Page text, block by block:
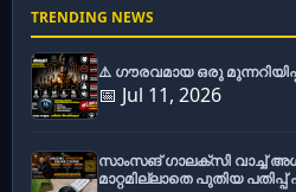
TRENDING NEWS
⚠️ ഗൗരവമായ ഒരു
📅 Jul 11, 2026
സാംസങ് ഗാലക്സി വാച്ച്
മാറ്റമില്ലാതെ പുതിയ